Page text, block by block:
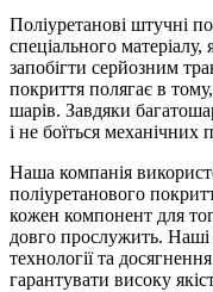
Поліуретанові штучні
спеціального
запобігти серйозним
покриття полягає в
шарів. Завдяки
і не боїться
Наша компанія
поліуретанового
кожен компонент для
довго прослужить. Наші
технології та
гарантувати високу